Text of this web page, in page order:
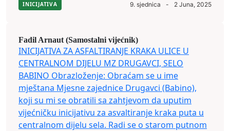
INICIJATIVA 9. sjednica - 2 Juna, 2025
Fadil Arnaut (Samostalni vijećnik)
INICIJATIVA ZA ASFALTIRANJE KRAKA ULICE U
CENTRALNOM DIJELU MZ DRUGAVCI, SELO
BABINO Obrazloženje: Obraćam se u ime
mještana Mjesne zajednice Drugavci (Babino),
koji su mi se obratili sa zahtjevom da uputim
vijećničku inicijativu za asvaltiranje kraka puta u
centralnom dijelu sela. Radi se o starom putnom